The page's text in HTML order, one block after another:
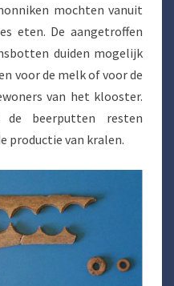
mochten vanuit
eten. De aangetroffen
duiden mogelijk
voor de melk of voor de
van het klooster.
beerputten resten
productie van kralen.